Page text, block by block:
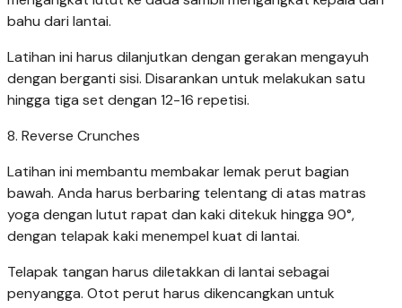
bahu dari lantai.
Latihan ini harus dilanjutkan dengan gerakan mengayuh
dengan berganti sisi. Disarankan untuk melakukan satu
hingga tiga set dengan 12-16 repetisi.
8. Reverse Crunches
Latihan ini membantu membakar lemak perut bagian
bawah. Anda harus berbaring telentang di atas matras
yoga dengan lutut rapat dan kaki ditekuk hingga 90°,
dengan telapak kaki menempel kuat di lantai.
Telapak tangan harus diletakkan di lantai sebagai
penyangga. Otot perut harus dikencangkan untuk